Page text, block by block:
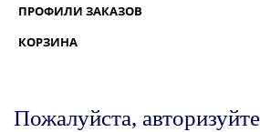
ПРОФИЛИ ЗАКАЗОВ
КОРЗИНА
Пожалуйста,